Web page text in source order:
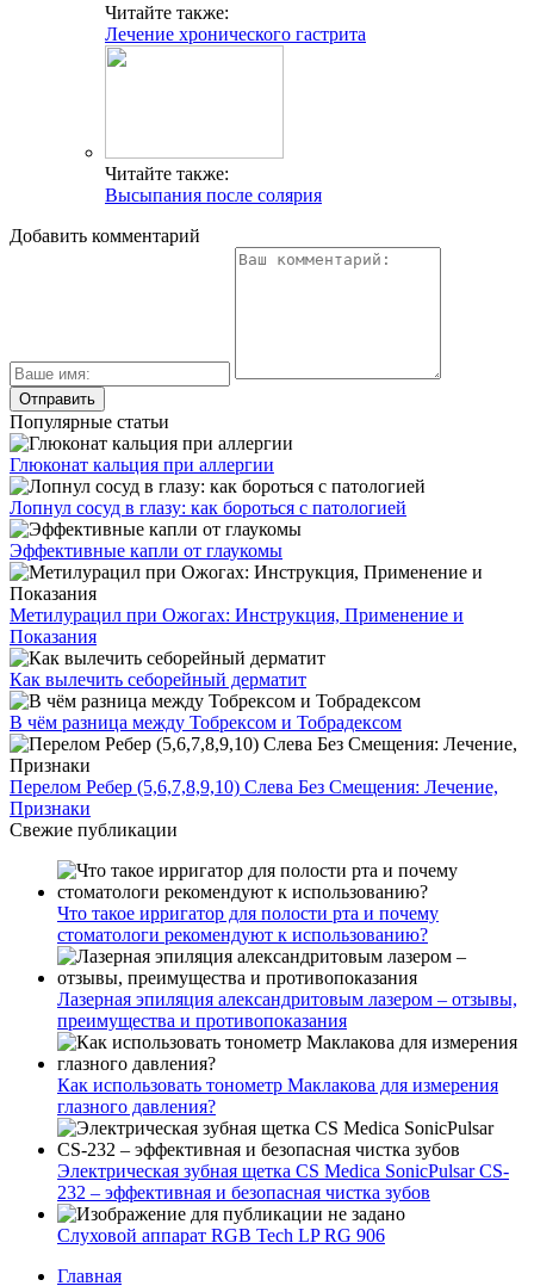
Читайте также:
Лечение хронического гастрита
Читайте также:
Высыпания после солярия
Добавить комментарий
Популярные статьи
Глюконат кальция при аллергии
Лопнул сосуд в глазу: как бороться с патологией
Эффективные капли от глаукомы
Метилурацил при Ожогах: Инструкция, Применение и
Показания
Как вылечить себорейный дерматит
В чём разница между Тобрексом и Тобрадексом
Перелом Ребер (5,6,7,8,9,10) Слева Без Смещения: Лечение,
Признаки
Свежие публикации
Что такое ирригатор для полости рта и почему
стоматологи рекомендуют к использованию?
Лазерная эпиляция александритовым лазером – отзывы,
преимущества и противопоказания
Как использовать тонометр Маклакова для измерения
глазного давления?
Электрическая зубная щетка CS Medica SonicPulsar CS-
232 – эффективная и безопасная чистка зубов
Слуховой аппарат RGB Tech LP RG 906
Главная